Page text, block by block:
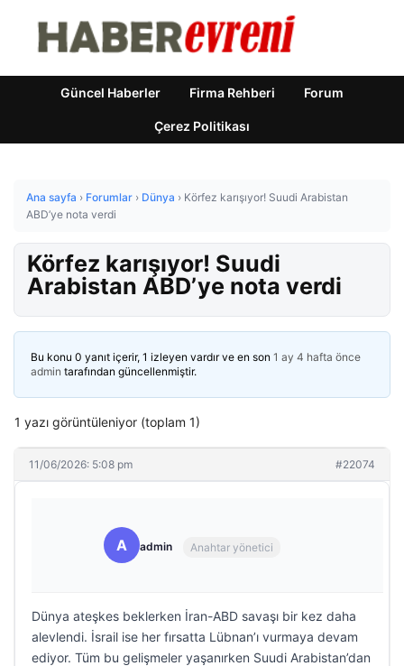
Güncel Haberler Firma Rehberi Forum
Çerez Politikası
Ana sayfa › Forumlar › Dünya › Körfez karışıyor! Suudi Arabistan
ABD’ye nota verdi
Körfez karışıyor! Suudi
Arabistan ABD’ye nota verdi
Bu konu 0 yanıt içerir, 1 izleyen vardır ve en son 1 ay 4 hafta önce
admin tarafından güncellenmiştir.
1 yazı görüntüleniyor (toplam 1)
11/06/2026: 5:08 pm #22074
A admin Anahtar yönetici
Dünya ateşkes beklerken İran-ABD savaşı bir kez daha
alevlendi. İsrail ise her fırsatta Lübnan’ı vurmaya devam
ediyor. Tüm bu gelişmeler yaşanırken Suudi Arabistan’dan